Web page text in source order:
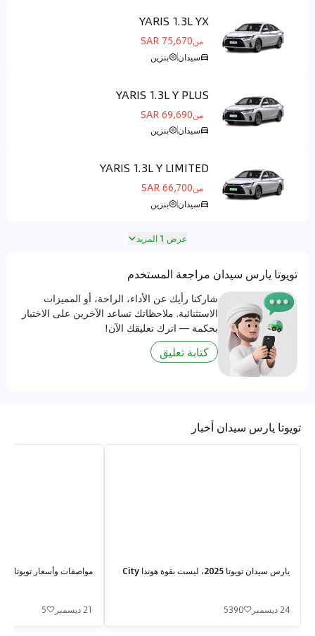
YARIS 1.3L YX
من75,670 SAR
سيدان بنزين
YARIS 1.3L Y PLUS
من69,690 SAR
سيدان بنزين
YARIS 1.3L Y LIMITED
من66,700 SAR
سيدان بنزين
عرض 1 المزيد
تويوتا يارس سيدان مراجعة المستخدم
شاركنا رأيك عن الأداء، الراحة، أو المميزات
الاستثنائية. ملاحظاتك تساعد الآخرين على الاختيار
بحكمة — اترك تعليقك الآن!
كتابة تعليق
تويوتا يارس سيدان أخبار
يارس سيدان تويوتا 2025، ليست بقوة هوندا City
24 ديسمبر 5390
مواصفات وأسعار تويوتا يارس 2025
21 ديسمبر 5